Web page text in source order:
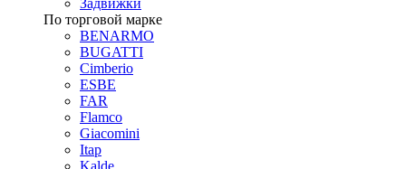
Задвижки
По торговой марке
BENARMO
BUGATTI
Cimberio
ESBE
FAR
Flamco
Giacomini
Itap
Kalde